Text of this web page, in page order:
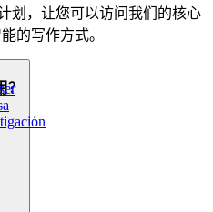
划，让您可以访问我们的核心
的写作方式。